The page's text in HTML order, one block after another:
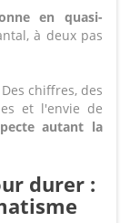
en quasi-
à deux pas
chiffres, des
et l'envie de
autant la
durer :